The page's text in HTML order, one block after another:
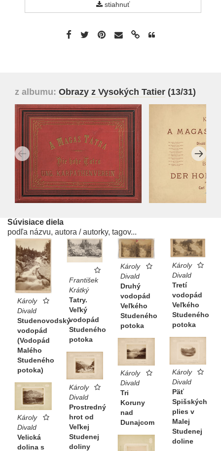
stiahnuť
z albumu: Obrazy z Vysokých Tatier (13/31)
Súvisiace diela
podľa názvu, autora / autorky, tagov...
Károly
Divald
Studenovodský
vodopád
(Vodopád
Malého
Studeného
potoka)
František
Krátký
Tatry.
Veľký
vodopád
Studeného
potoka
Károly
Divald
Druhý
vodopád
Veľkého
Studeného
potoka
Károly
Divald
Tretí
vodopád
Veľkého
Studeného
potoka
Károly
Divald
Päť
Spišských
plies v
Malej
Studenej
doline
Károly
Divald
Tri
Koruny
nad
Dunajcom
Károly
Divald
Prostredný
hrot od
Veľkej
Studenej
doliny
Károly
Divald
Velická
dolina s